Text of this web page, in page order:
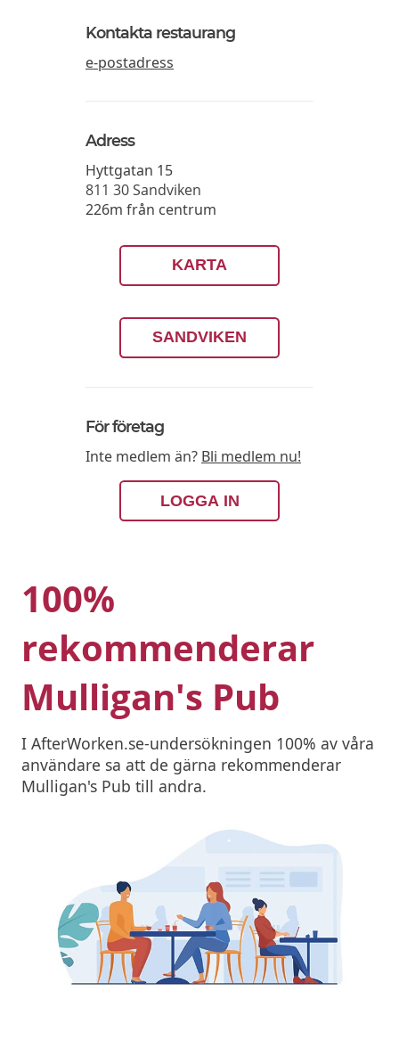
Kontakta restaurang
e-postadress
Adress
Hyttgatan 15
811 30Sandviken
226m från centrum
KARTA
SANDVIKEN
För företag
Inte medlem än? Bli medlem nu!
LOGGA IN
100%
rekommenderar
Mulligan's Pub
I AfterWorken.se-undersökningen 100% av våra
användare sa att de gärna rekommenderar
Mulligan's Pub till andra.